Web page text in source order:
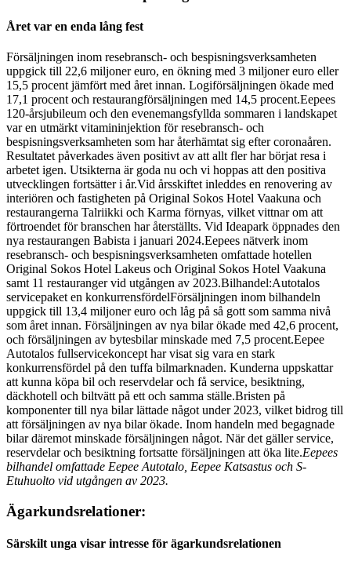
Året var en enda lång fest
Försäljningen inom resebransch- och bespisningsverksamheten
uppgick till 22,6 miljoner euro, en ökning med 3 miljoner euro eller
15,5 procent jämfört med året innan. Logiförsäljningen ökade med
17,1 procent och restaurangförsäljningen med 14,5 procent.Eepees
120-årsjubileum och den evenemangsfyllda sommaren i landskapet
var en utmärkt vitamininjektion för resebransch- och
bespisningsverksamheten som har återhämtat sig efter coronaåren.
Resultatet påverkades även positivt av att allt fler har börjat resa i
arbetet igen. Utsikterna är goda nu och vi hoppas att den positiva
utvecklingen fortsätter i år.Vid årsskiftet inleddes en renovering av
interiören och fastigheten på Original Sokos Hotel Vaakuna och
restaurangerna Talriikki och Karma förnyas, vilket vittnar om att
förtroendet för branschen har återställts. Vid Ideapark öppnades den
nya restaurangen Babista i januari 2024.Eepees nätverk inom
resebransch- och bespisningsverksamheten omfattade hotellen
Original Sokos Hotel Lakeus och Original Sokos Hotel Vaakuna
samt 11 restauranger vid utgången av 2023.Bilhandel:Autotalos
servicepaket en konkurrensfördelFörsäljningen inom bilhandeln
uppgick till 13,4 miljoner euro och låg på så gott som samma nivå
som året innan. Försäljningen av nya bilar ökade med 42,6 procent,
och försäljningen av bytesbilar minskade med 7,5 procent.Eepee
Autotalos fullservicekoncept har visat sig vara en stark
konkurrensfördel på den tuffa bilmarknaden. Kunderna uppskattar
att kunna köpa bil och reservdelar och få service, besiktning,
däckhotell och biltvätt på ett och samma ställe.Bristen på
komponenter till nya bilar lättade något under 2023, vilket bidrog till
att försäljningen av nya bilar ökade. Inom handeln med begagnade
bilar däremot minskade försäljningen något. När det gäller service,
reservdelar och besiktning fortsatte försäljningen att öka lite.Eepees
bilhandel omfattade Eepee Autotalo, Eepee Katsastus och S-
Etuhuolto vid utgången av 2023.
Ägarkundsrelationer:
Särskilt unga visar intresse för ägarkundsrelationen